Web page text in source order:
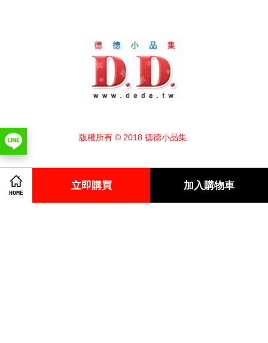
HOME
立即購買 加入購物車
版權所有 © 2018 德德小品集.